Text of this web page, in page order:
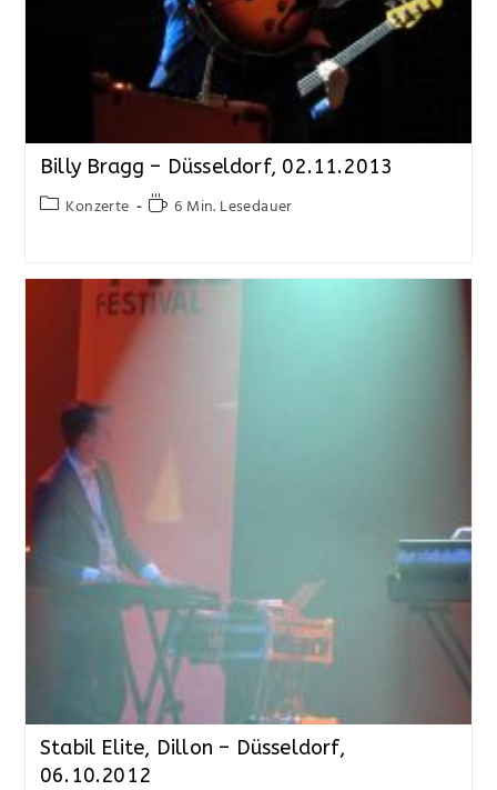
Billy Bragg – Düsseldorf, 02.11.2013
Konzerte 6 Min. Lesedauer
Stabil Elite, Dillon – Düsseldorf,
06.10.2012